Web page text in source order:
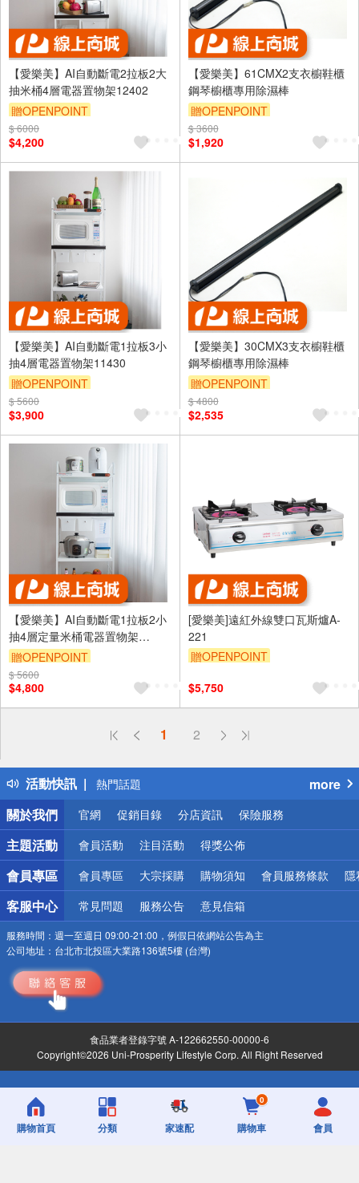
【愛樂美】AI自動斷電2拉板2大
抽米桶4層電器置物架12402
贈OPENPOINT
$ 6000
$4,200
【愛樂美】61CMX2支衣櫥鞋櫃
鋼琴櫥櫃專用除濕棒
贈OPENPOINT
$ 3600
$1,920
【愛樂美】AI自動斷電1拉板3小
抽4層電器置物架11430
贈OPENPOINT
$ 5600
$3,900
【愛樂美】30CMX3支衣櫥鞋櫃
鋼琴櫥櫃專用除濕棒
贈OPENPOINT
$ 4800
$2,535
【愛樂美】AI自動斷電1拉板2小
抽4層定量米桶電器置物架
11420R
贈OPENPOINT
$ 5600
$4,800
[愛樂美]遠紅外線雙口瓦斯爐A-
221
贈OPENPOINT
$5,750
1 2
活動快訊
偏遠地區配送
得獎公告
熱門話題
銀行優惠
偏遠地區配送
詐騙網頁！請小心！
more
關於我們
官網 促銷目錄 分店資訊 保險服務
主題活動 會員活動 注目活動 得獎公佈
會員專區 會員專區 大宗採購 購物須知 會員服務條款 隱
客服中心 常見問題 服務公告 意見信箱
服務時間： 週一至週日 09:00-21:00，例假日依網站公告為主
公司地址： 台北市北投區大業路136號5樓 (台灣)
食品業者登錄字號 A-122662550-00000-6
Copyright©2026 Uni-Prosperity Lifestyle Corp. All Right Reserved
購物首頁 分類 家速配
0
購物車 會員